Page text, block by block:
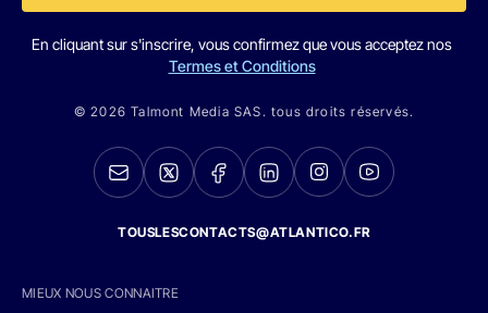
En cliquant sur s'inscrire, vous confirmez que vous acceptez nos
Termes et Conditions
© 2026 Talmont Media SAS. tous droits réservés.
TOUSLESCONTACTS@ATLANTICO.FR
MIEUX NOUS CONNAITRE